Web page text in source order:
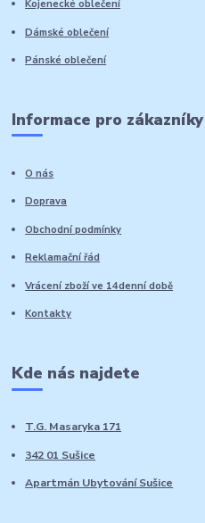
Kojenecké oblečení
Dámské oblečení
Pánské oblečení
Informace pro zákazníky
O nás
Doprava
Obchodní podmínky
Reklamační řád
Vrácení zboží ve 14denní době
Kontakty
Kde nás najdete
T.G. Masaryka 171
342 01 Sušice
Apartmán Ubytování Sušice